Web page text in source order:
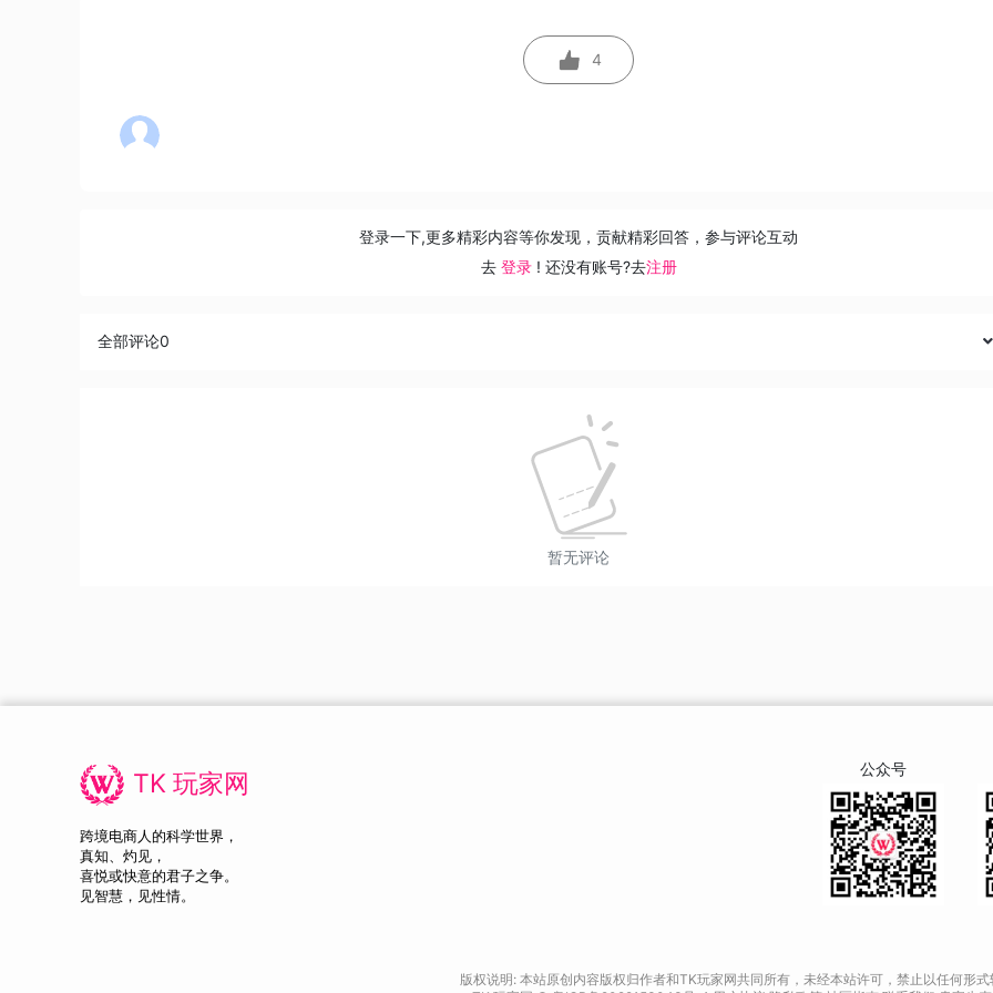
4
登录一下,更多精彩内容等你发现，贡献精彩回答，参与评论互动
去 登录 ! 还没有账号?去注册
全部评论0
暂无评论
TK 玩家网
跨境电商人的科学世界，
真知、灼见，
喜悦或快意的君子之争。
见智慧，见性情。
公众号
版权说明: 本站原创内容版权归作者和TK玩家网共同所有，未经本站许可，禁止以任何形式